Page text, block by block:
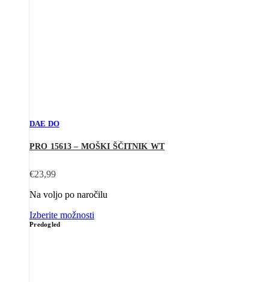
DAE DO
PRO 15613 – MOŠKI ŠČITNIK WT
€23,99
Na voljo po naročilu
Izberite možnosti
Predogled